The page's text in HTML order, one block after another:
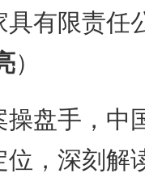
限责任
）
盘手，中
，深刻解